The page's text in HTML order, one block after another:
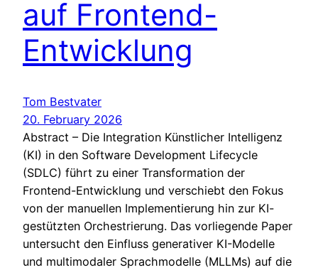
auf Frontend-
Entwicklung
Tom Bestvater
20. February 2026
Abstract – Die Integration Künstlicher Intelligenz
(KI) in den Software Development Lifecycle
(SDLC) führt zu einer Transformation der
Frontend-Entwicklung und verschiebt den Fokus
von der manuellen Implementierung hin zur KI-
gestützten Orchestrierung. Das vorliegende Paper
untersucht den Einfluss generativer KI-Modelle
und multimodaler Sprachmodelle (MLLMs) auf die